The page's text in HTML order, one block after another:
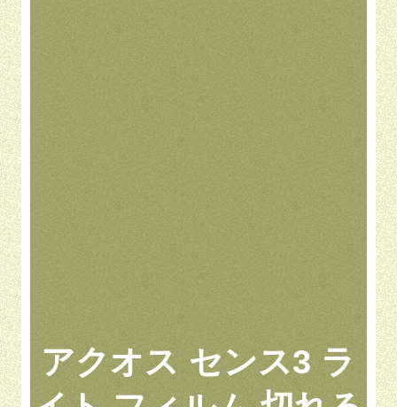
アクオス センス3 ラ